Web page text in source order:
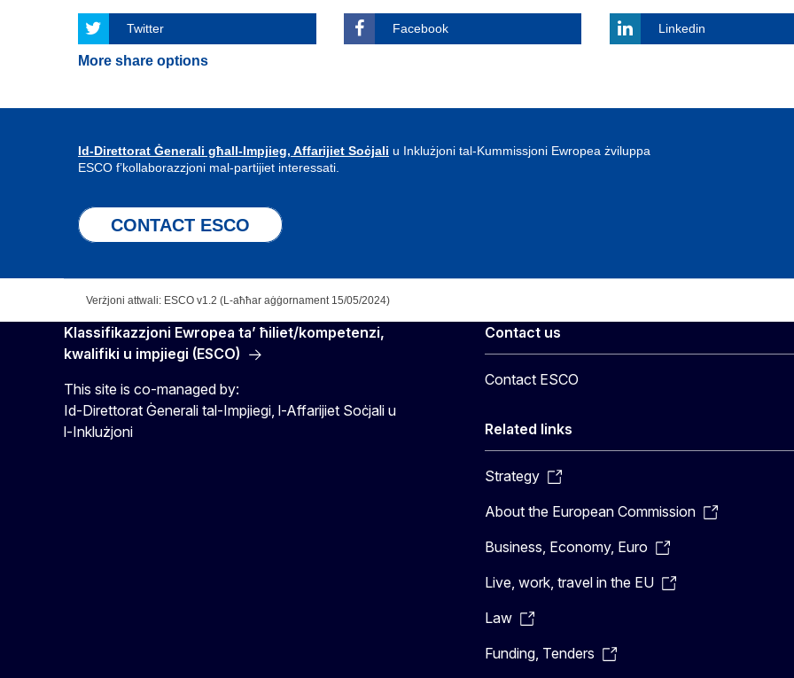
Twitter Facebook Linkedin
More share options
Id-Direttorat Ġenerali għall-Impjieg, Affarijiet Soċjali u Inklużjoni tal-Kummissjoni Ewropea żviluppa
ESCO f’kollaborazzjoni mal-partijiet interessati.
CONTACT ESCO
Verżjoni attwali: ESCO v1.2 (L-aħħar aġġornament 15/05/2024)
Klassifikazzjoni Ewropea ta’ ħiliet/kompetenzi,
kwalifiki u impjiegi (ESCO)
This site is co-managed by:
Id-Direttorat Ġenerali tal-Impjiegi, l-Affarijiet Soċjali u
l-Inklużjoni
Contact us
Contact ESCO
Related links
Strategy
About the European Commission
Business, Economy, Euro
Live, work, travel in the EU
Law
Funding, Tenders